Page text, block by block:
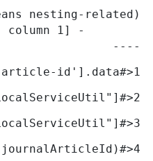
----
1
<#assign journalArticleId = .vars['reserved-article-id'].data>
2
<#assign assetCategory = staticUtil["com.liferay.asset.kernel.service.AssetCategoryLocalServiceUtil"]>
3
<#assign journalArticleResourceLocalServiceUtil = staticUtil["com.liferay.journal.service.JournalArticleResourceLocalServiceUtil"]>
4
<#assign articleResourcePK = journalArticleResourceLocalServiceUtil.getArticleResourcePrimKey(groupId, journalArticleId)/>